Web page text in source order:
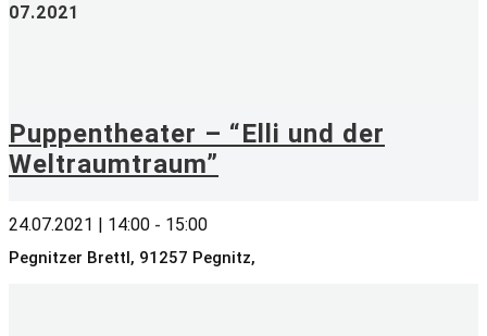
07.2021
Puppentheater – “Elli und der
Weltraumtraum”
24.07.2021 | 14:00 - 15:00
Pegnitzer Brettl, 91257 Pegnitz,